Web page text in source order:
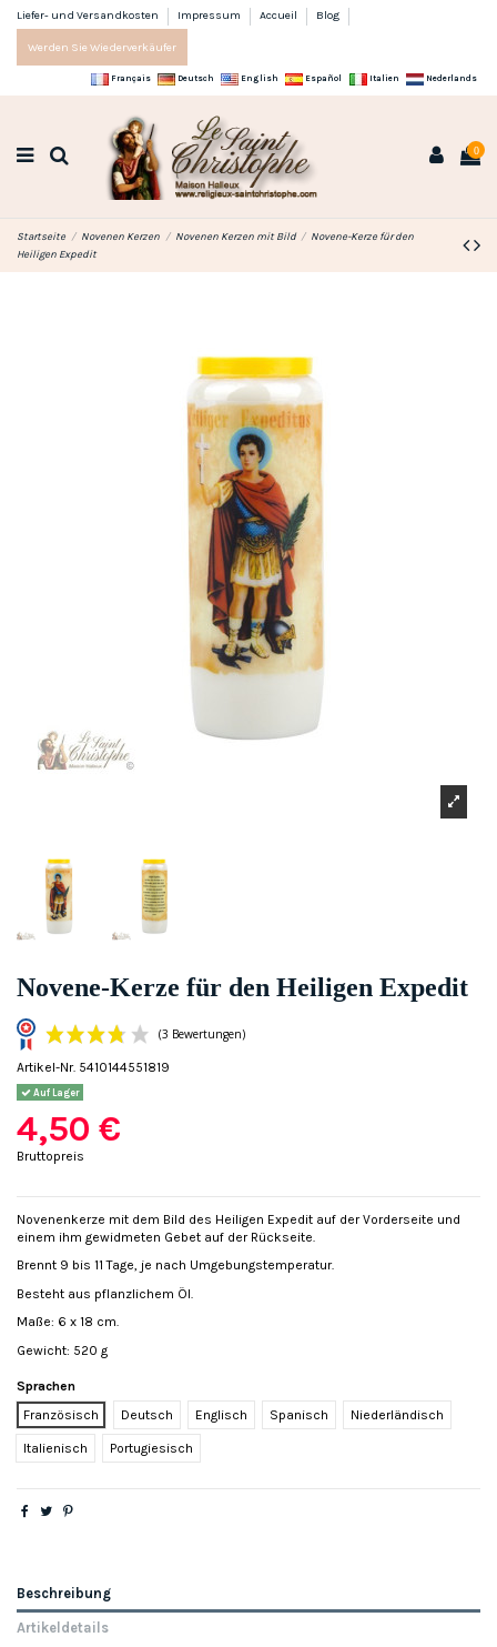
Liefer- und Versandkosten Impressum Accueil Blog
Werden Sie Wiederverkäufer
Français Deutsch English Español Italien Nederlands
0
Startseite Novenen Kerzen Novenen Kerzen mit Bild
Novene-Kerze für den
Heiligen Expedit
Novene-Kerze für den Heiligen Expedit
(3 Bewertungen)
Artikel-Nr. 5410144551819
Auf Lager
4,50 €
Bruttopreis
Novenenkerze mit dem Bild des Heiligen Expedit auf der Vorderseite und
einem ihm gewidmeten Gebet auf der Rückseite.
Brennt 9 bis 11 Tage, je nach Umgebungstemperatur.
Besteht aus pflanzlichem Öl.
Maße: 6 x 18 cm.
Gewicht: 520 g
Sprachen
Französisch
Deutsch Englisch Spanisch Niederländisch
Italienisch Portugiesisch
Beschreibung
Artikeldetails